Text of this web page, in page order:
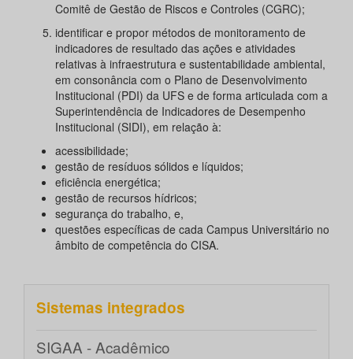
Comitê de Gestão de Riscos e Controles (CGRC);
identificar e propor métodos de monitoramento de
indicadores de resultado das ações e atividades
relativas à infraestrutura e sustentabilidade ambiental,
em consonância com o Plano de Desenvolvimento
Institucional (PDI) da UFS e de forma articulada com a
Superintendência de Indicadores de Desempenho
Institucional (SIDI), em relação à:
acessibilidade;
gestão de resíduos sólidos e líquidos;
eficiência energética;
gestão de recursos hídricos;
segurança do trabalho, e,
questões específicas de cada Campus Universitário no
âmbito de competência do CISA.
Sistemas integrados
SIGAA - Acadêmico